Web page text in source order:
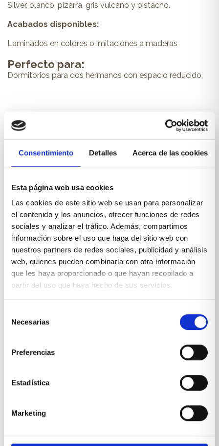
Consentimiento Detalles Acerca de las cookies
Esta página web usa cookies
Las cookies de este sitio web se usan para personalizar
el contenido y los anuncios, ofrecer funciones de redes
sociales y analizar el tráfico. Además, compartimos
información sobre el uso que haga del sitio web con
nuestros partners de redes sociales, publicidad y análisis
web, quienes pueden combinarla con otra información
que les haya proporcionado o que hayan recopilado a
partir del uso que haya hecho de sus servicios.
Necesarias
Preferencias
Estadística
Marketing
Silver, blanco, pizarra, gris vulcano y pistacho.
Acabados disponibles:
Laminados en colores o imitaciones a maderas
Perfecto para:
Dormitorios para dos hermanos con espacio reducido.
PRODUCTOS RELACIONADOS
También te pueden interesar...
Habitación juvenil para gemelos